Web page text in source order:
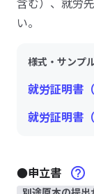
い。
様式・サンプ
就労証明書
就労証明書
●申立書